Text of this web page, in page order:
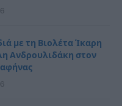
με τη Βιολέτα Ίκαρη
Ανδρουλιδάκη στον